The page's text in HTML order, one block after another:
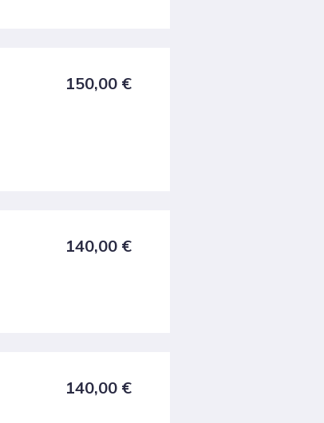
150,00 €
140,00 €
140,00 €